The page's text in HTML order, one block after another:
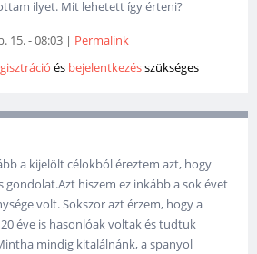
ilyet. Mit lehetett így érteni?
15. - 08:03 | Permalink
és bejelentkezésszükséges
a kijelölt célokból éreztem azt, hogy
gondolat.Azt hiszem ez inkább a sok évet
volt. Sokszor azt érzem, hogy a
éve is hasonlóak voltak és tudtuk
mindig kitalálnánk, a spanyol